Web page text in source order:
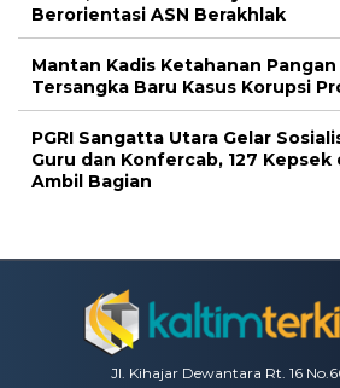
Berorientasi ASN Berakhlak
Mantan Kadis Ketahanan
Tersangka Baru Kasus Korupsi
PGRI Sangatta Utara Gelar
Guru dan Konfercab, 127 Kepsek
Ambil Bagian
Jl. Kihajar Dewantara Rt. 16